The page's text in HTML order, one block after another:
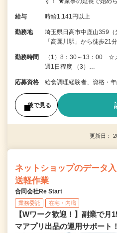
給与 時給1,141円以上
勤務地
埼玉県日高市中鹿山359
「高麗川駅」から徒歩
勤務時間
（1）8：30～13：00
週1日程度 （3）…
応募資格 給食調理経験者、資格・
後で見る
更新日：
ネットショップのデータ
送軽作業
合同会社Re Start
業務委託 在宅・内職
【Wワーク歓迎！】副業で月
マアプリ出品の運用サポート